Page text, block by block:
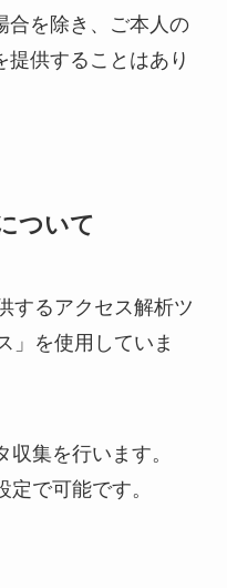
合を除き、ご本人の
提供することはあり
ついて
するアクセス解析ツ
」を使用していま
集を行います。
で可能です。